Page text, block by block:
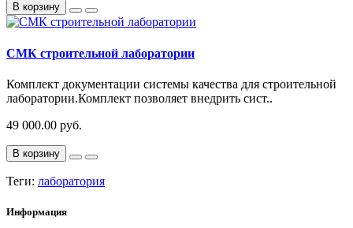
В корзину
СМК строительной лаборатории
Комплект документации системы качества для строительной
лаборатории.Комплект позволяет внедрить сист..
49 000.00 руб.
В корзину
Теги: лаборатория
Информация